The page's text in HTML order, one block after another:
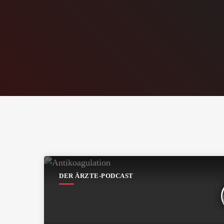
DER ÄRZTE-PODCAST